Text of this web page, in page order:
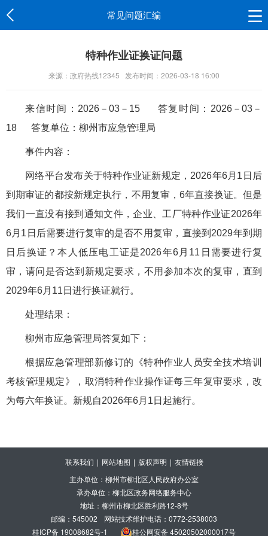
常见问题汇编
特种作业证换证问题
来源：政府热线12345 发布时间：2026-03-18 16:00
来信时间：2026－03－15 答复时间：2026－03－
18 答复单位： 柳州市应急管理局
事件内容：
网络平台发布关于特种作业证新规定， 2026年6月1日后
到期审证的都按新规定执行，不用复审，6年直接换证。但是
我们一直没有接到通知文件，企业、工厂特种作业证2026年
6月1日后需要进行复审的是否不用复审，直接到2029年到期
日后换证？本人低压电工证是2026年6月11日需要进行复
审，请问是否达到新规定要求，不用参加本次的复审，直到
2029年6月11日进行换证就行。
处理结果：
柳州市应急管理局答复如下：
根据应急管理部新修订的《特种作业人员安全技术培训
考核管理规定》，取消特种作业操作证每三年复审要求，改
为每六年换证。新规自2026年6月1日起施行。
联系我们 | 网站地图 | 版权声明 | 友情链接
主办单位：柳州市柳北区人民政府办公室
承办单位：柳北区政务网络服务中心
地址：柳州市柳北区胜利路12-8号
邮编：545002
网站技术维护电话：0772-2538003
桂ICP备 19008682号-1
桂公网安备 45020502000017号